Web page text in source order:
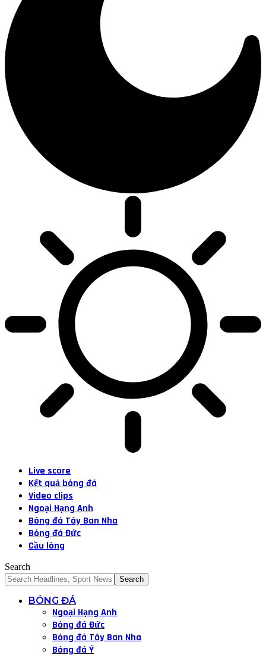
Live score
Kết quả bóng đá
Video clips
Ngoại Hạng Anh
Bóng đá Tây Ban Nha
Bóng đá Đức
Cầu lông
Search
BÓNG ĐÁ
Ngoại Hạng Anh
Bóng đá Đức
Bóng đá Tây Ban Nha
Bóng đá Ý